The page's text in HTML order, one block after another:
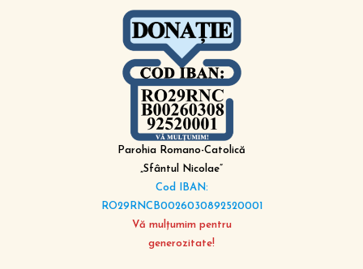
Parohia Romano-Catolică
„Sfântul Nicolae”
Cod IBAN:
RO29RNCB0026030892520001
Vă mulțumim pentru
generozitate!